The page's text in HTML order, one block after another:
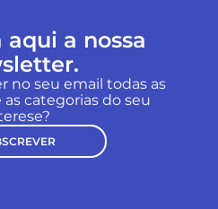
aqui a nossa
no seu email todas as
categorias do seu